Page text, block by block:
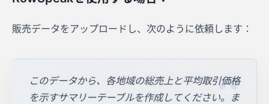
販売データをアップロードし、次のように依頼します：
このデータから、各地域の総売上と平均取引価格
を示すサマリーテーブルを作成してください。ま